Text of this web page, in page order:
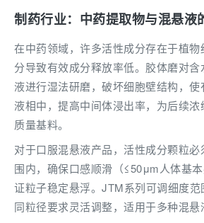
制药行业：中药提取物与混悬液
在中药领域，许多活性成分存在于植
分导致有效成分释放率低。胶体磨对
液进行湿法研磨，破坏细胞壁结构，
液相中，提高中间体浸出率，为后续
质量基料。
对于口服混悬液产品，活性成分颗粒
围内，确保口感顺滑（≤50μm人体基
证粒子稳定悬浮。JTM系列可调细度
同粒径要求灵活调整，适用于多种混悬